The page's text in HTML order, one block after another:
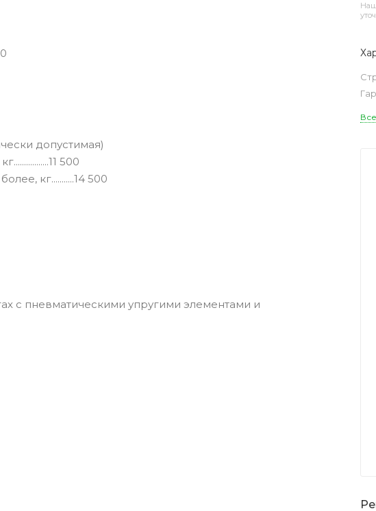
допустимая)
500
кг...........14 500
с пневматическими упругими элементами и